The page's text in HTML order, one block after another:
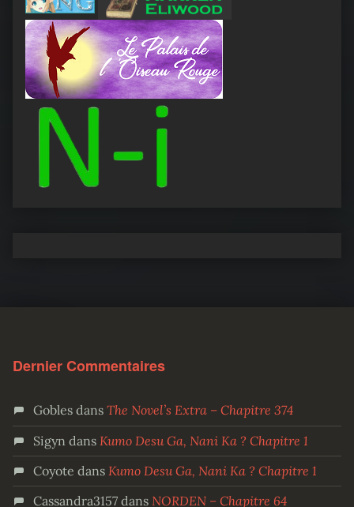
Dernier Commentaires
Goblesdans The Novel’s Extra – Chapitre 374
Sigyn dans Kumo Desu Ga, Nani Ka ? Chapitre 1
Coyote dans Kumo Desu Ga, Nani Ka ? Chapitre 1
Cassandra3157dans NORDEN – Chapitre 64